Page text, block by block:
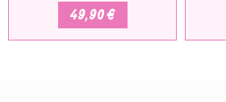
49,90 €